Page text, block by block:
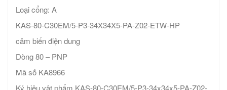
Loại cổng: A
KAS-80-C30EM/5-P3-34X34X5-PA-Z02-ETW-HP
cảm biến điện dung
Dòng 80 – PNP
Mã số KA8966
Ký hiệu vật phẩm KAS-80-C30EM/5-P3-34x34x5-PA-Z02-